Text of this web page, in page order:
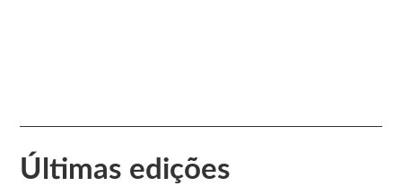
Últimas edições